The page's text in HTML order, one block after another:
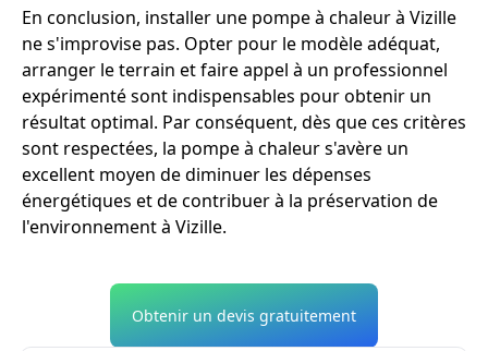
En conclusion, installer une pompe à chaleur à Vizille
ne s'improvise pas. Opter pour le modèle adéquat,
arranger le terrain et faire appel à un professionnel
expérimenté sont indispensables pour obtenir un
résultat optimal. Par conséquent, dès que ces critères
sont respectées, la pompe à chaleur s'avère un
excellent moyen de diminuer les dépenses
énergétiques et de contribuer à la préservation de
l'environnement à Vizille.
Obtenir un devis gratuitement